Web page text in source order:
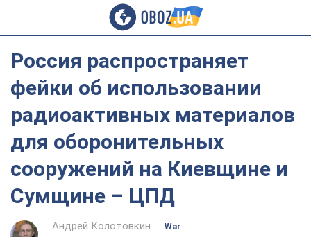
Россия распространяет
фейки об использовании
радиоактивных материалов
для оборонительных
сооружений на Киевщине и
Сумщине – ЦПД
Андрей Колотовкин
War